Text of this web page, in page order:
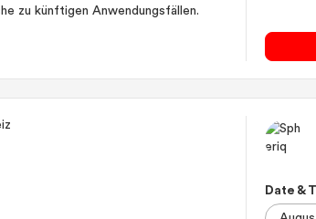
zu künftigen Anwendungsfällen.
Date &